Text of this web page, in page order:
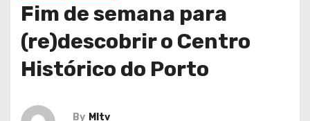
Fim de semana para
(re)descobrir o Centro
Histórico do Porto
By MItv